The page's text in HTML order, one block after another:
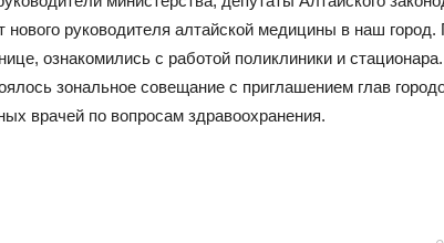
руководителя алтайской медицины в наш город.
ознакомились с работой поликлиники и
зональное совещание с приглашением глав
врачей по вопросам здравоохранения.